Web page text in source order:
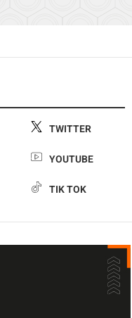
TWITTER
YOUTUBE
TIK TOK